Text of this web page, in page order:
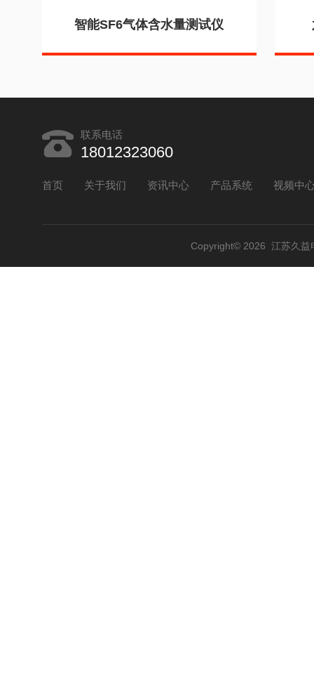
智能SF6气体含水量测试仪
联系电话
18012323060
首页 关于我们 资讯中心 产品系统 视频中
Copyright© 2026 江苏久